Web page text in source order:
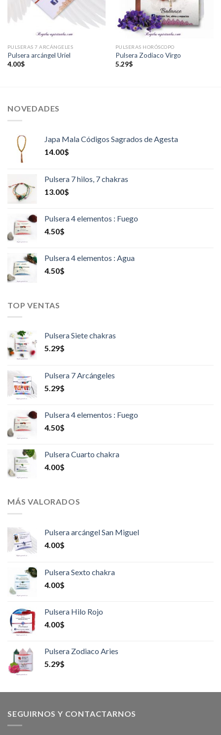
PULSERAS 7 ARCÁNGELES
Pulsera arcángel Uriel
4.00$
PULSERAS HORÓSCOPO
Pulsera Zodiaco Virgo
5.29$
NOVEDADES
Japa Mala Códigos Sagrados de Agesta
14.00$
Pulsera 7 hilos, 7 chakras
13.00$
Pulsera 4 elementos : Fuego
4.50$
Pulsera 4 elementos : Agua
4.50$
TOP VENTAS
Pulsera Siete chakras
5.29$
Pulsera 7 Arcángeles
5.29$
Pulsera 4 elementos : Fuego
4.50$
Pulsera Cuarto chakra
4.00$
MÁS VALORADOS
Pulsera arcángel San Miguel
4.00$
Pulsera Sexto chakra
4.00$
Pulsera Hilo Rojo
4.00$
Pulsera Zodiaco Aries
5.29$
SEGUIRNOS Y CONTACTARNOS